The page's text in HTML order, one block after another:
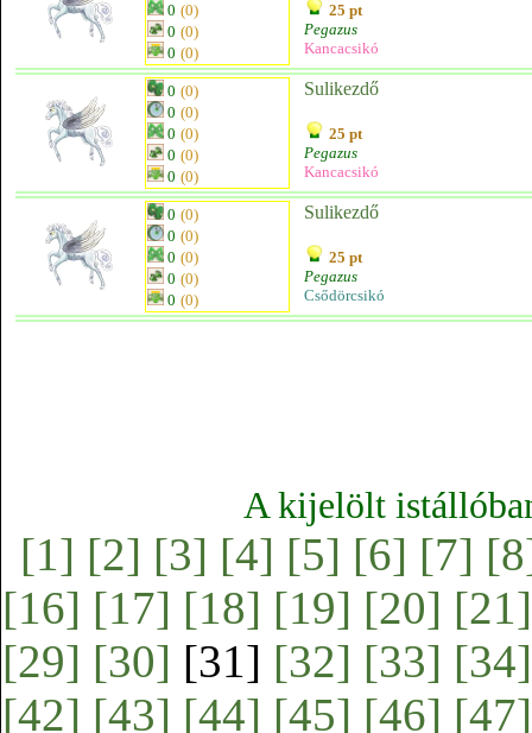
0 (0)
0 (0)
0 (0)
25 pt
Pegazus
Kancacsikó
0 (0)
0 (0)
0 (0)
0 (0)
0 (0)
Sulikezdő
25 pt
Pegazus
Kancacsikó
0 (0)
0 (0)
0 (0)
0 (0)
0 (0)
Sulikezdő
25 pt
Pegazus
Csődörcsikó
A kijelölt
[1] [2] [3] [4] [5] [6] [7]
[16] [17] [18] [19] [20] [21]
[29] [30] [31] [32] [33] [34]
[42] [43] [44] [45] [46] [47]